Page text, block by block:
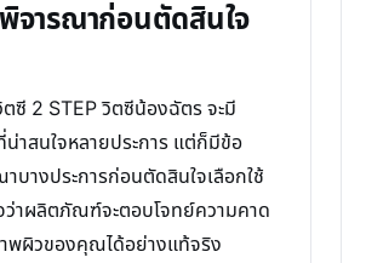
จารณาก่อนตัดสินใจ
ซี 2 STEP วิตซีน้องฉัตร จะมี
สนใจหลายประการ แต่ก็มีข้อ
บางประการก่อนตัดสินใจเลือกใช้
ว่าผลิตภัณฑ์จะตอบโจทย์ความคาด
พผิวของคุณได้อย่างแท้จริง